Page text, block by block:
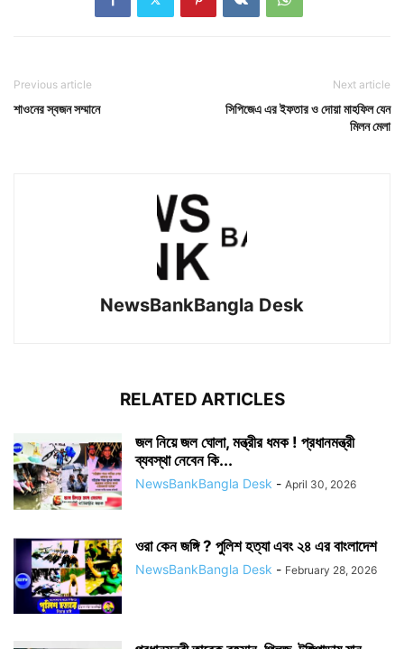
Previous article
শাওনের স্বজন সম্মানে
Next article
সিপিজেএ এর ইফতার ও দোয়া মাহফিল যেন
মিলন মেলা
NewsBankBangla Desk
RELATED ARTICLES
জল নিয়ে জল ঘোলা, মন্ত্রীর ধমক ! প্রধানমন্ত্রী
ব্যবস্থা নেবেন কি...
NewsBankBangla Desk - April 30, 2026
ওরা কেন জঙ্গি ? পুলিশ হত্যা এবং ২৪ এর বাংলাদেশ
NewsBankBangla Desk - February 28, 2026